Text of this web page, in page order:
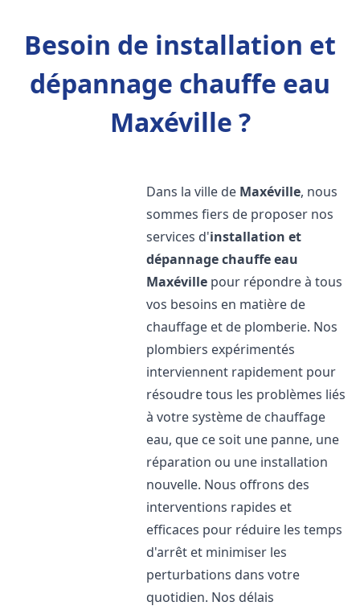
Besoin de installation et
dépannage chauffe eau
Maxéville ?
Dans la ville de Maxéville, nous
sommes fiers de proposer nos
services d'installation et
dépannage chauffe eau
Maxéville pour répondre à tous
vos besoins en matière de
chauffage et de plomberie. Nos
plombiers expérimentés
interviennent rapidement pour
résoudre tous les problèmes liés
à votre système de chauffage
eau, que ce soit une panne, une
réparation ou une installation
nouvelle. Nous offrons des
interventions rapides et
efficaces pour réduire les temps
d'arrêt et minimiser les
perturbations dans votre
quotidien. Nos délais